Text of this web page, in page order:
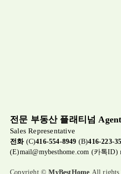
전문 부동산 플래티넘
Sales Representative
전화(C)416-554-8949 (B)416-223-
(E)mail@mybesthome.com (카톡ID)
Copyright ©MyBestHome All rights